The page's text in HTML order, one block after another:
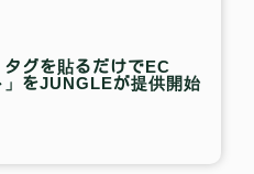
タグを貼るだけでEC
をJUNGLEが提供開始